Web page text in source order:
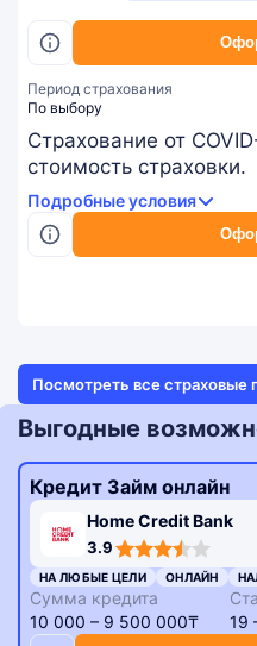
Период страхования
По выбору
Страхование от
стоимость страховки.
Подробные условия
Посмотреть все страховые
Выгодные
Кредит Займ онлайн
Home Credit Bank
3.9
rating
НА ЛЮБЫЕ ЦЕЛИ ОНЛАЙН
Сумма кредита
10 000 – 9 500 000₸
19